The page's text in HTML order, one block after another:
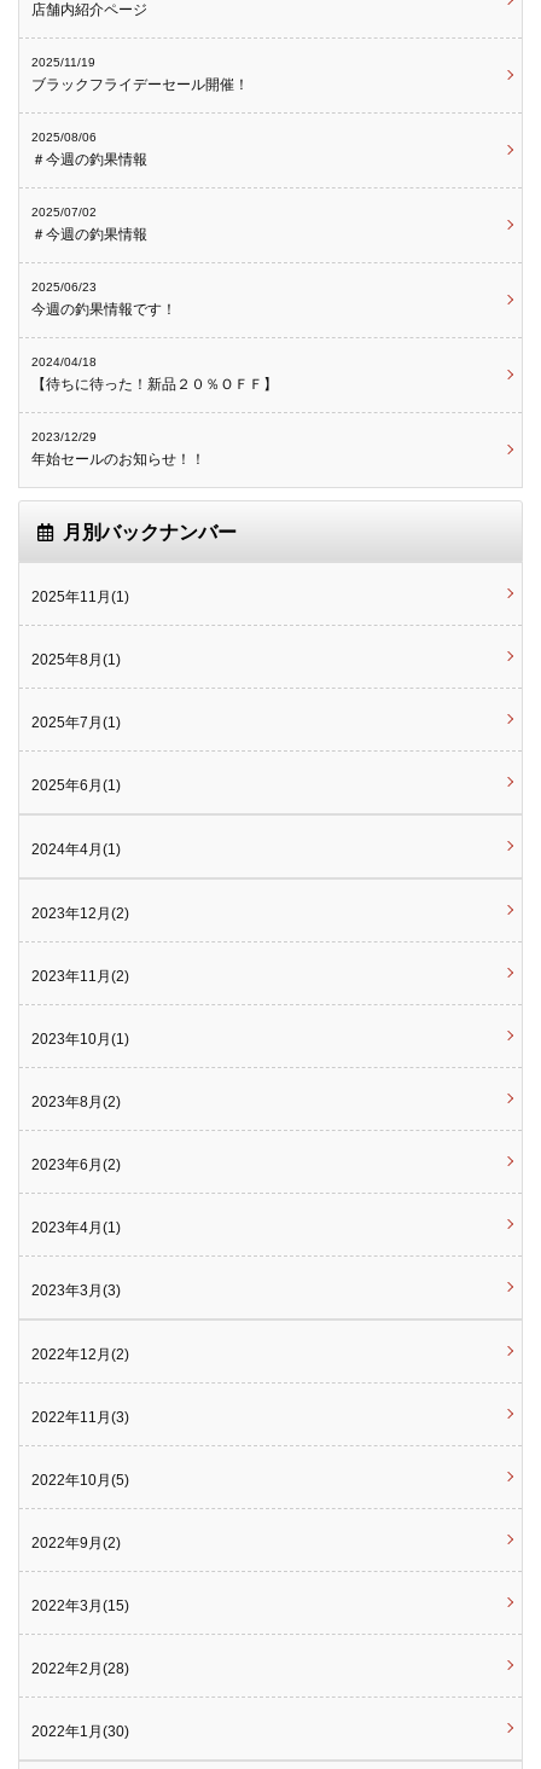
店舗内紹介ページ
2025/11/19
ブラックフライデーセール開催！
2025/08/06
＃今週の釣果情報
2025/07/02
＃今週の釣果情報
2025/06/23
今週の釣果情報です！
2024/04/18
【待ちに待った！新品２０％ＯＦＦ】
2023/12/29
年始セールのお知らせ！！
月別バックナンバー
2025年11月(1)
2025年8月(1)
2025年7月(1)
2025年6月(1)
2024年4月(1)
2023年12月(2)
2023年11月(2)
2023年10月(1)
2023年8月(2)
2023年6月(2)
2023年4月(1)
2023年3月(3)
2022年12月(2)
2022年11月(3)
2022年10月(5)
2022年9月(2)
2022年3月(15)
2022年2月(28)
2022年1月(30)